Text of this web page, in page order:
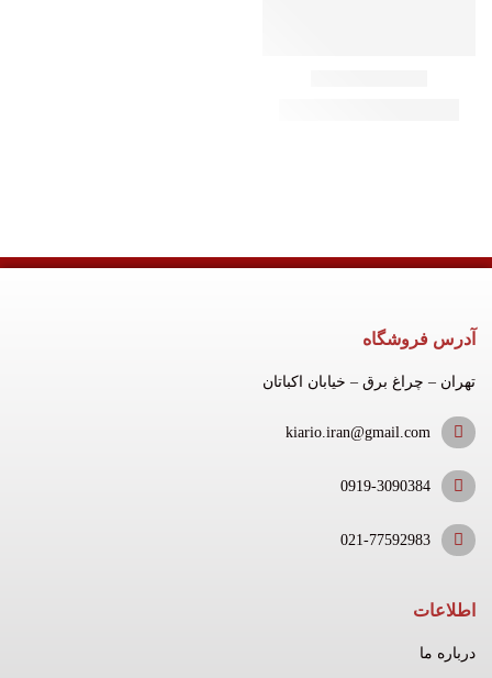
آدرس فروشگاه
تهران – چراغ برق – خیابان اکباتان
kiario.iran@gmail.com
0919-3090384
021-77592983
اطلاعات
درباره ما